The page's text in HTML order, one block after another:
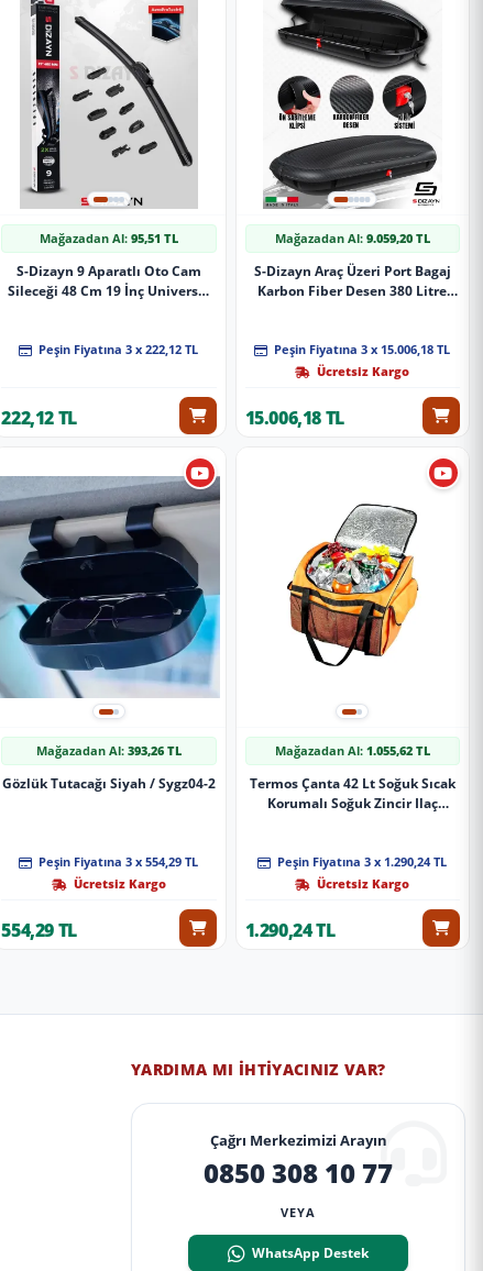
Mağazadan Al: 95,51 TL
S-Dizayn 9 Aparatlı Oto Cam
Sileceği 48 Cm 19 İnç Universal
Peşin Fiyatına 3 x 222,12 TL
222,12 TL
Mağazadan Al: 9.059,20 TL
S-Dizayn Araç Üzeri Port Bagaj
Karbon Fiber Desen 380 Litre
Peşin Fiyatına 3 x 15.006,18 TL
Ücretsiz Kargo
15.006,18 TL
Mağazadan Al: 393,26 TL
Gözlük Tutacağı Siyah / Sygz04-2
Peşin Fiyatına 3 x 554,29 TL
Ücretsiz Kargo
554,29 TL
Mağazadan Al: 1.055,62 TL
Termos Çanta 42 Lt Soğuk Sıcak
Korumalı Soğuk Zincir Ilaç
Peşin Fiyatına 3 x 1.290,24 TL
Ücretsiz Kargo
1.290,24 TL
YARDIMA MI İHTIYACINIZ VAR?
Çağrı Merkezimizi Arayın
0850 308 10 77
VEYA
WhatsApp Destek